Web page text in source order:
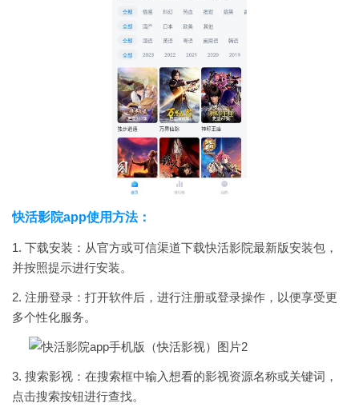
快活影院app使用方法：
1. 下载安装：从官方或可信渠道下载快活影院最新版安装包，
并按照提示进行安装。
2. 注册登录：打开软件后，进行注册或登录操作，以便享受更
多个性化服务。
3. 搜索影视：在搜索框中输入想看的影视资源名称或关键词，
点击搜索按钮进行查找。